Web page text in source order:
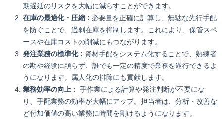
期遅延のリスクを大幅に減らすことができます。
在庫の最適化・圧縮 : 必要量を正確に計算し、無駄な先行手配
を防ぐことで、過剰在庫を抑制します。これにより、保管スペ
ースや在庫コストの削減にもつながります。
発注業務の標準化 : 資材手配をシステム化することで、熟練者
の勘や経験に頼らず、誰でも一定の精度で業務を遂行できるよ
うになります。属人化の排除にも貢献します。
業務効率の向上 : 手作業による計算や発注判断が不要にな
り、手配業務の効率が大幅にアップ。担当者は、分析・改善な
ど付加価値の高い業務に時間を割けるようになります。